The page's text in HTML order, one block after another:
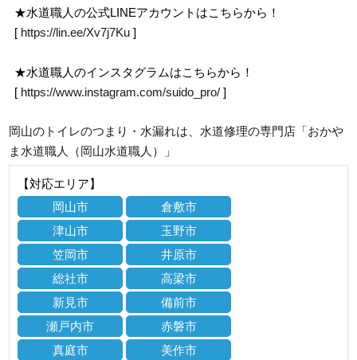
★水道職人の公式LINEアカウントはこちらから！
[ https://lin.ee/Xv7j7Ku ]
★水道職人のインスタグラムはこちらから！
[ https://www.instagram.com/suido_pro/ ]
岡山のトイレのつまり・水漏れは、水道修理の専門店「おかや
ま水道職人（岡山水道職人）」
【対応エリア】
岡山市
倉敷市
津山市
玉野市
笠岡市
井原市
総社市
高梁市
新見市
備前市
瀬戸内市
赤磐市
真庭市
美作市